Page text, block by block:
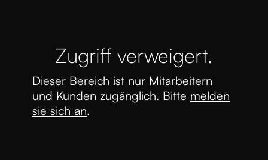
Zugriff verweigert.
Dieser Bereich ist nur Mitarbeitern
und Kunden zugänglich. Bitte melden
sie sich an.